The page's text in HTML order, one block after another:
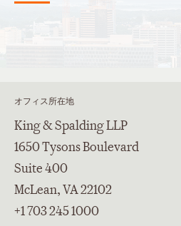
オフィス所在地
King & Spalding LLP
1650 Tysons Boulevard
Suite 400
McLean, VA 22102
+1 703 245 1000